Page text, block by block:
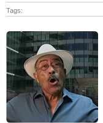
Tags: